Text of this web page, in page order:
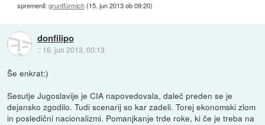
spremenil:gruntfürmich(15. jun 2013 ob 09:20)
donfilipo
:: 16. jun 2013, 00:13
Še enkrat:)
Sesutje Jugoslavije je CIA napovedovala, daleč preden se je
dejansko zgodilo. Tudi scenarij so kar zadeli. Torej ekonomski zlom
in posledični nacionalizmi. Pomanjkanje trde roke, ki če je treba na